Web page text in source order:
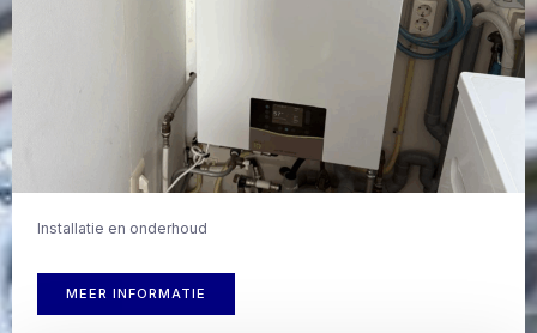
Installatie en onderhoud
MEER INFORMATIE